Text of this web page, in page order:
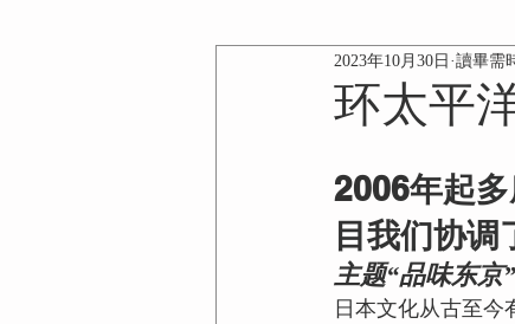
环太平
2023年10月30日 讀畢需
2006年起
目我们协
主题“品味东京”
日本文化从古至今